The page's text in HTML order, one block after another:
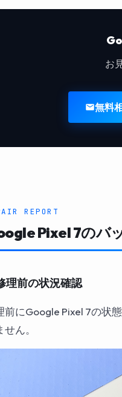
お
無料
REPORT
Pixel 7のバ
理前の状況確認
前にGoogle Pixel 7の状
ん。